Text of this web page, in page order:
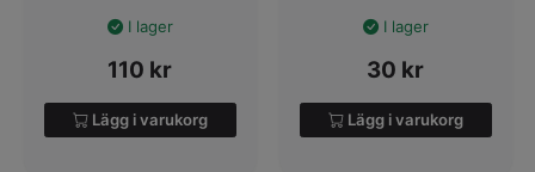
I lager
110 kr
Lägg i varukorg
I lager
30 kr
Lägg i varukorg